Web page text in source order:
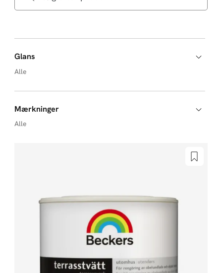
Glans
Alle
Mærkninger
Alle